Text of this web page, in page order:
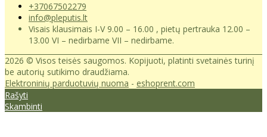
+37067502279
info@pleputis.lt
Visais klausimais I-V 9.00 – 16.00 , pietų pertrauka 12.00 –
13.00 VI – nedirbame VII – nedirbame.
2026 © Visos teisės saugomos. Kopijuoti, platinti svetainės turinį
be autorių sutikimo draudžiama.
Elektroninių parduotuvių nuoma - eshoprent.com
Rašyti
Skambinti